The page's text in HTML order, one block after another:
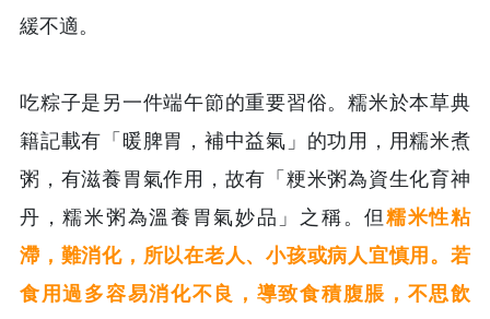
緩不適。
吃粽子是另一件端午節的重要習俗。糯米於本草典
籍記載有「暖脾胃，補中益氣」的功用，用糯米煮
粥，有滋養胃氣作用，故有「粳米粥為資生化育神
丹，糯米粥為溫養胃氣妙品」之稱。但 糯米性粘
滯，難消化，所以在老人、小孩或病人宜慎用。若
食用過多容易消化不良，導致食積腹脹，不思飲